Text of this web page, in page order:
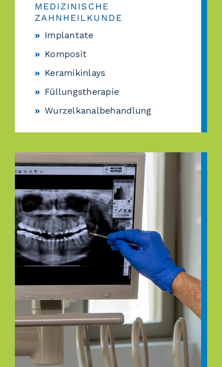
MEDIZINISCHE
ZAHNHEILKUNDE
Implantate
Komposit
Keramikinlays
Füllungstherapie
Wurzelkanalbehandlung